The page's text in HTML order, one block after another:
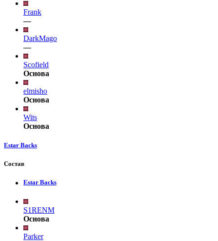
Frank
—
DarkMago
—
Scofield
Основа
elmisho
Основа
Wits
Основа
Estar Backs
Состав
Estar Backs
S1RENM
Основа
Parker